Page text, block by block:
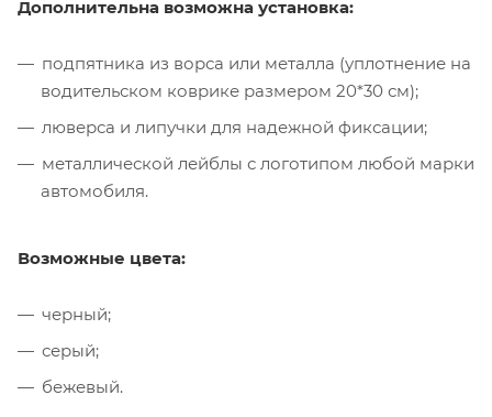
Дополнительна возможна установка:
подпятника из ворса или металла (уплотнение на
водительском коврике размером 20*30 см);
люверса и липучки для надежной фиксации;
металлической лейблы с логотипом любой марки
автомобиля.
Возможные цвета:
черный;
серый;
бежевый.